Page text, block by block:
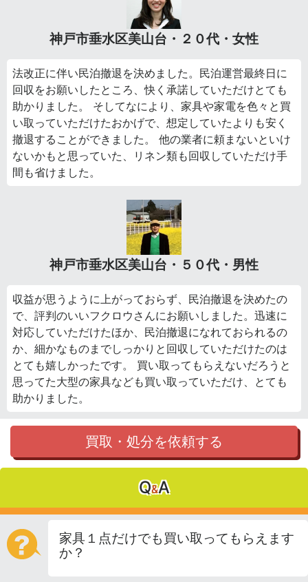
神戸市垂水区美山台・２０代・女性
法改正に伴い民泊撤退を決めました。民泊運営最終日に
回収をお願いしたところ、快く承諾していただけとても
助かりました。 そしてなにより、家具や家電を色々と買
い取っていただけたおかげで、想定していたよりも安く
撤退することができました。 他の業者に頼まないといけ
ないかもと思っていた、リネン類も回収していただけ手
間も省けました。
神戸市垂水区美山台・５０代・男性
収益が思うように上がっておらず、民泊撤退を決めたの
で、評判のいいフクロウさんにお願いしました。迅速に
対応していただけたほか、民泊撤退になれておられるの
か、細かなものまでしっかりと回収していただけたのは
とても嬉しかったです。 買い取ってもらえないだろうと
思ってた大型の家具なども買い取っていただけ、とても
助かりました。
買取・処分を依頼する
Q&A
家具１点だけでも買い取ってもらえます
か？